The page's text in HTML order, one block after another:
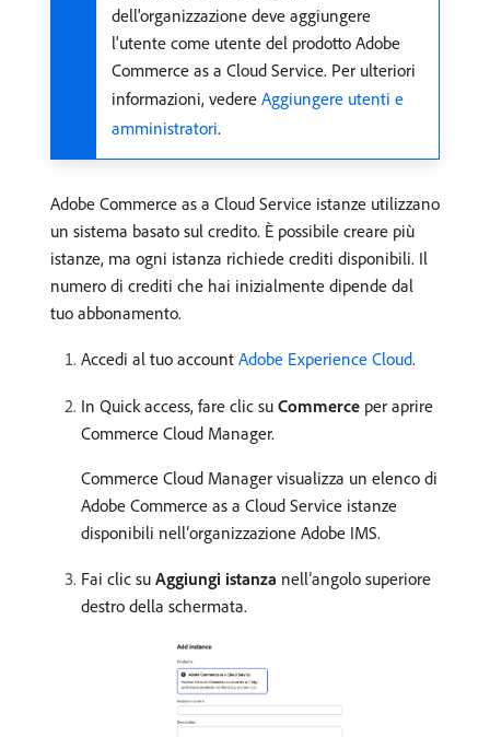
dell'organizzazione deve aggiungere
l'utente come utente del prodotto Adobe
Commerce as a Cloud Service. Per ulteriori
informazioni, vedere Aggiungere utenti e
amministratori.
Adobe Commerce as a Cloud Service istanze utilizzano
un sistema basato sul credito. È possibile creare più
istanze, ma ogni istanza richiede crediti disponibili. Il
numero di crediti che hai inizialmente dipende dal
tuo abbonamento.
Accedi al tuo account Adobe Experience Cloud.
In Quick access, fare clic su Commerce per aprire
Commerce Cloud Manager.
Commerce Cloud Manager visualizza un elenco di
Adobe Commerce as a Cloud Service istanze
disponibili nell’organizzazione Adobe IMS.
Fai clic su Aggiungi istanza nell’angolo superiore
destro della schermata.